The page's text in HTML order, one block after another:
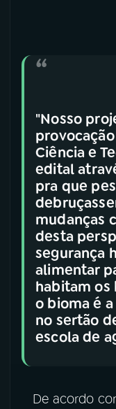
"Nosso
Ciência e
edital
pra que
mudanças
desta
segurança
alimentar
habitam os
o bioma é
no sertão
escola de
De acordo